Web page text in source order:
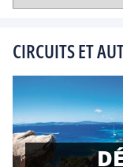
CIRCUITS ET